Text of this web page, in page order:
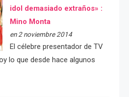
idol demasiado extraños» :
Mino Monta
en 2 noviembre 2014
El célebre presentador de TV
lo que desde hace algunos